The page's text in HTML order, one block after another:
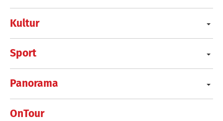
Kultur
Sport
Panorama
OnTour